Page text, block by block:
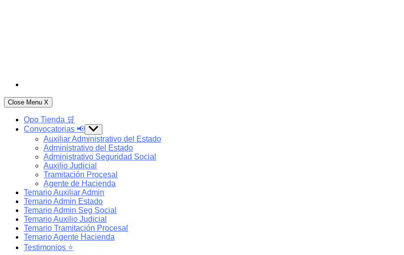
Close Menu X
Opo Tienda 🛒
Convocatorias 📢 Show
sub
menu
Auxiliar Administrativo del Estado
Administrativo del Estado
Administrativo Seguridad Social
Auxilio Judicial
Tramitación Procesal
Agente de Hacienda
Temario Auxiliar Admin
Temario Admin Estado
Temario Admin Seg Social
Temario Auxilio Judicial
Temario Tramitación Procesal
Temario Agente Hacienda
Testimonios ⭐️